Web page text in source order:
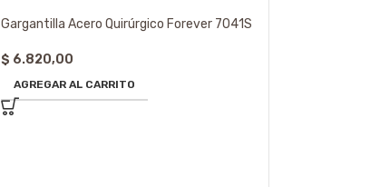
Gargantilla Acero Quirúrgico Forever 7041S
$ 6.820,00
AGREGAR AL CARRITO